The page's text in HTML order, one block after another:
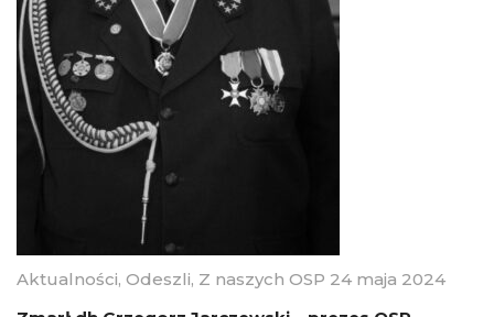
Aktualności, Odeszli, Z naszych OSP 24 maja 2024